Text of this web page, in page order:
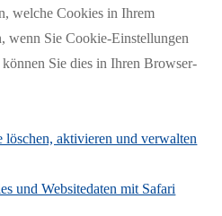
welche Cookies in Ihrem
wenn Sie Cookie-Einstellungen
Sie dies in Ihren Browser-
aktivieren und verwalten
und Websitedaten mit Safari